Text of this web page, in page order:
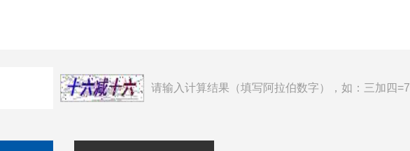
请输入计算结果（填写阿拉伯数字），如：三加四=7